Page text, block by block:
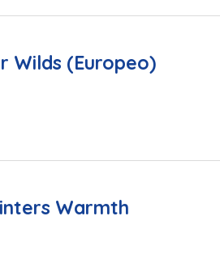
Wilds (Europeo)
Warmth